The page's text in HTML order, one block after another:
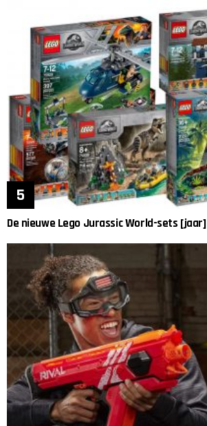
De nieuwe Lego Jurassic World-sets [jaar]